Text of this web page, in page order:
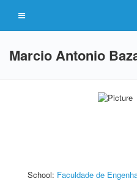
Marcio Antonio
School: Faculdade de